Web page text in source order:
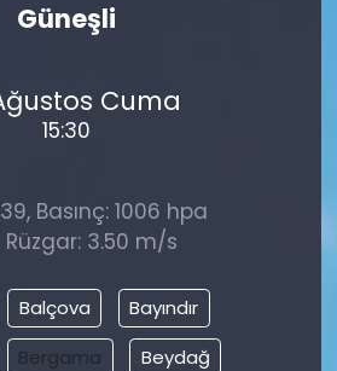
Güneşli
Cuma
15:30
Basınç: 1006 hpa
Rüzgar: 3.50 m/s
Balçova
Bayındır
Bergama
Beydağ